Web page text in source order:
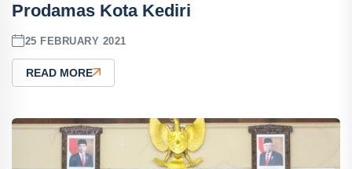
Prodamas Kota Kediri
25 FEBRUARY 2021
READ MORE